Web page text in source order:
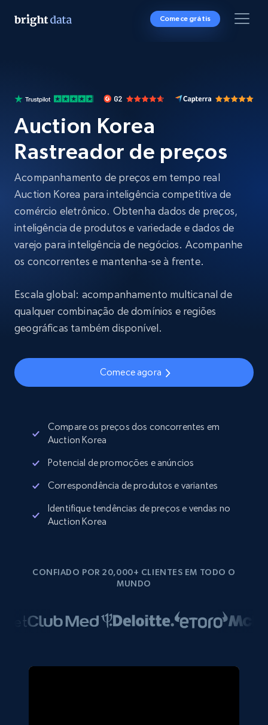
Comece grátis
Auction Korea
Rastreador de preços
Acompanhamento de preços em tempo real
Auction Korea para inteligência competitiva de
comércio eletrônico. Obtenha dados de preços,
inteligência de produtos e variedade e dados de
varejo para inteligência de negócios. Acompanhe
os concorrentes e mantenha-se à frente.
Escala global: acompanhamento multicanal de
qualquer combinação de domínios e regiões
geográficas também disponível.
Comece agora
Compare os preços dos concorrentes em
Auction Korea
Potencial de promoções e anúncios
Correspondência de produtos e variantes
Identifique tendências de preços e vendas no
Auction Korea
CONFIADO POR 20,000+ CLIENTES EM TODO O
MUNDO